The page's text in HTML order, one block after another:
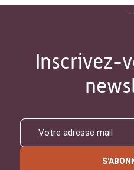
Inscrivez-